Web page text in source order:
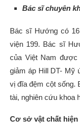
Bác sĩ chuyên
Bác sĩ Hướng có
viện 199. Bác sĩ
của Việt Nam được
giảm áp Hill DT- Mỹ
vị đĩa đệm cột sống.
tài, nghiên cứu khoa
Cơ sở vật chất hiện